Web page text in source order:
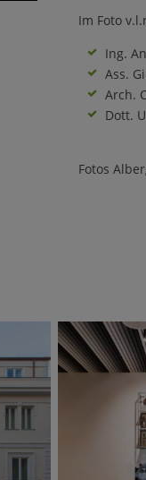
Im Foto
Ing.
Ass.
Arch.
Dott.
Fotos